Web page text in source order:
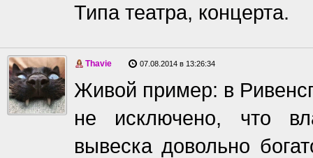
Типа театра, концерта.
Thavie 07.08.2014 в 13:26:34
Живой пример: в
не исключено, что
вывеска довольно